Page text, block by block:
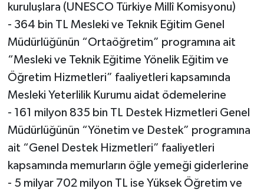
kuruluşlara (UNESCO Türkiye Millî Komisyonu)
- 364 bin TL Mesleki ve Teknik Eğitim Genel
Müdürlüğünün “Ortaöğretim” programına ait
“Mesleki ve Teknik Eğitime Yönelik Eğitim ve
Öğretim Hizmetleri” faaliyetleri kapsamında
Mesleki Yeterlilik Kurumu aidat ödemelerine
- 161 milyon 835 bin TL Destek Hizmetleri Genel
Müdürlüğünün “Yönetim ve Destek” programına
ait “Genel Destek Hizmetleri” faaliyetleri
kapsamında memurların öğle yemeği giderlerine
- 5 milyar 702 milyon TL ise Yüksek Öğretim ve